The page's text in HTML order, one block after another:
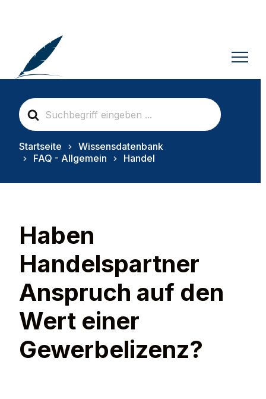
S
e
a
c
o
Startseite
Wissensdatenbank
FAQ - Allgemein
Handel
Haben
Handelspartner
Anspruch auf den
Wert einer
Gewerbelizenz?